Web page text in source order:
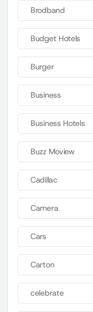
Brodband
Budget Hotels
Burger
Business
Business Hotels
Buzz Moview
Cadillac
Camera
Cars
Carton
celebrate